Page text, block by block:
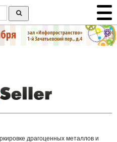
драгоценных металлов и